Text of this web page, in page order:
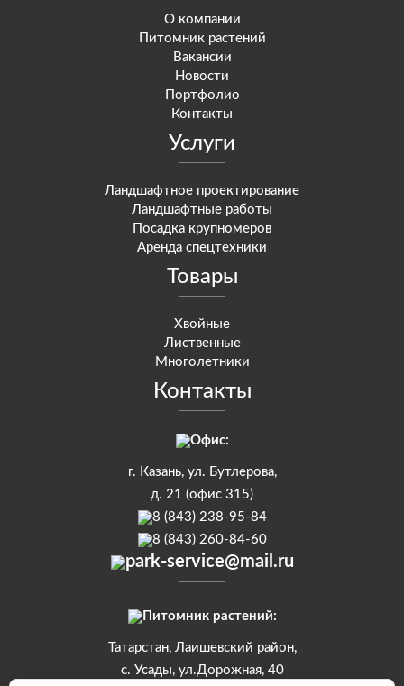
О компании
Питомник растений
Вакансии
Новости
Портфолио
Контакты
Услуги
Ландшафтное проектирование
Ландшафтные работы
Посадка крупномеров
Аренда спецтехники
Товары
Хвойные
Лиственные
Многолетники
Контакты
Офис:
г. Казань, ул. Бутлерова,
д. 21 (офис 315)
8 (843) 238-95-84
8 (843) 260-84-60
park-service@mail.ru
Питомник растений:
Татарстан, Лаишевский район,
с. Усады, ул.Дорожная, 40